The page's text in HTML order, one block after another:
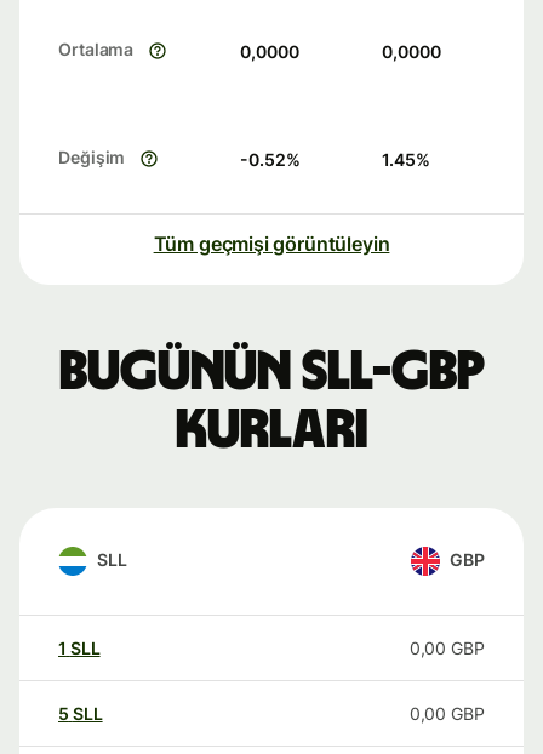
Ortalama 0,0000 0,0000
Değişim -0.52% 1.45%
Tüm geçmişi görüntüleyin
Bugünün SLL-GBP
kurları
SLL GBP
1 SLL 0,00 GBP
5 SLL 0,00 GBP